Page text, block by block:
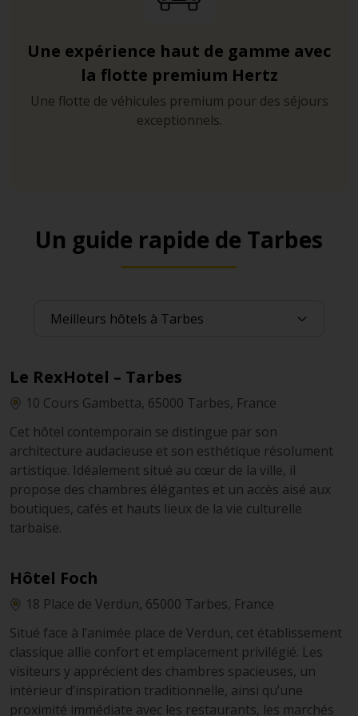
Une expérience haut de gamme avec
la flotte premium Hertz
Une flotte de véhicules premium pour des séjours
exceptionnels.
Un guide rapide de Tarbes
Le RexHotel – Tarbes
10 Cours Gambetta, 65000 Tarbes, France
Cet hôtel contemporain se distingue par son
architecture audacieuse et son esthétique résolument
artistique. Idéalement situé au cœur de la ville, il
propose des chambres élégantes et un accès aisé aux
boutiques, cafés et hauts lieux de la vie culturelle
tarbaise.
Hôtel Foch
18 Place de Verdun, 65000 Tarbes, France
Situé face à l’animée place de Verdun, cet établissement
classique allie confort et emplacement privilégié. Les
visiteurs y apprécient des chambres spacieuses, un
intérieur d’inspiration traditionnelle, ainsi qu’une
proximité immédiate avec les restaurants, les marchés